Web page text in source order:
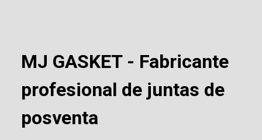
MJ GASKET - Fabricante
profesional de juntas de
posventa